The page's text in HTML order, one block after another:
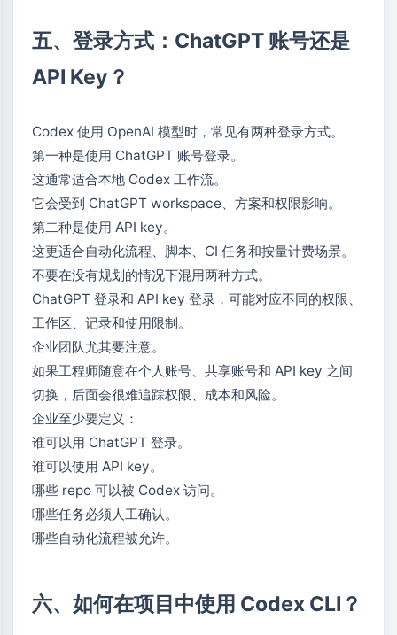
五、登录方式：ChatGPT 账号还是
API Key？
Codex 使用 OpenAI 模型时，常见有两种登录方式。
第一种是使用 ChatGPT 账号登录。
这通常适合本地 Codex 工作流。
它会受到 ChatGPT workspace、方案和权限影响。
第二种是使用 API key。
这更适合自动化流程、脚本、CI 任务和按量计费场景。
不要在没有规划的情况下混用两种方式。
ChatGPT 登录和 API key 登录，可能对应不同的权限、
工作区、记录和使用限制。
企业团队尤其要注意。
如果工程师随意在个人账号、共享账号和 API key 之间
切换，后面会很难追踪权限、成本和风险。
企业至少要定义：
谁可以用 ChatGPT 登录。
谁可以使用 API key。
哪些 repo 可以被 Codex 访问。
哪些任务必须人工确认。
哪些自动化流程被允许。
六、如何在项目中使用 Codex CLI？